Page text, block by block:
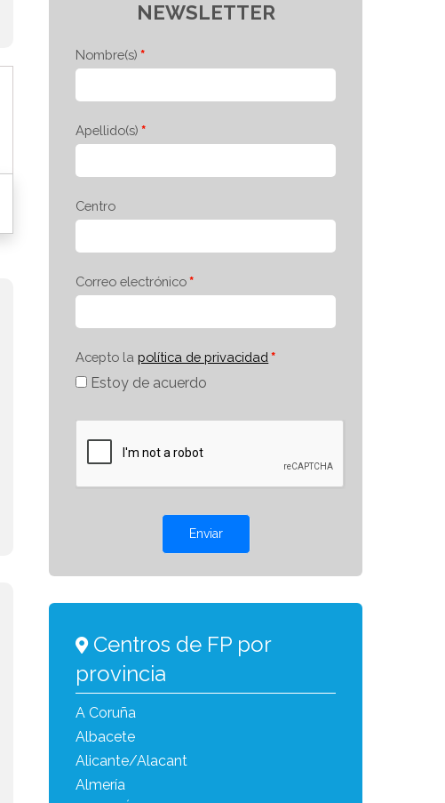
NEWSLETTER
Nombre(s)
Apellido(s)
Centro
Correo electrónico
Acepto la política de privacidad
Estoy de acuerdo
Enviar
Centros de FP por
provincia
A Coruña
Albacete
Alicante/Alacant
Almería